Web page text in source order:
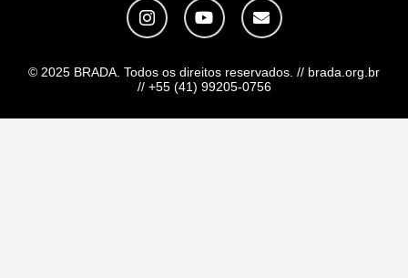
© 2025 BRADA. Todos os direitos reservados. // brada.org.br
// +55 (41) 99205-0756